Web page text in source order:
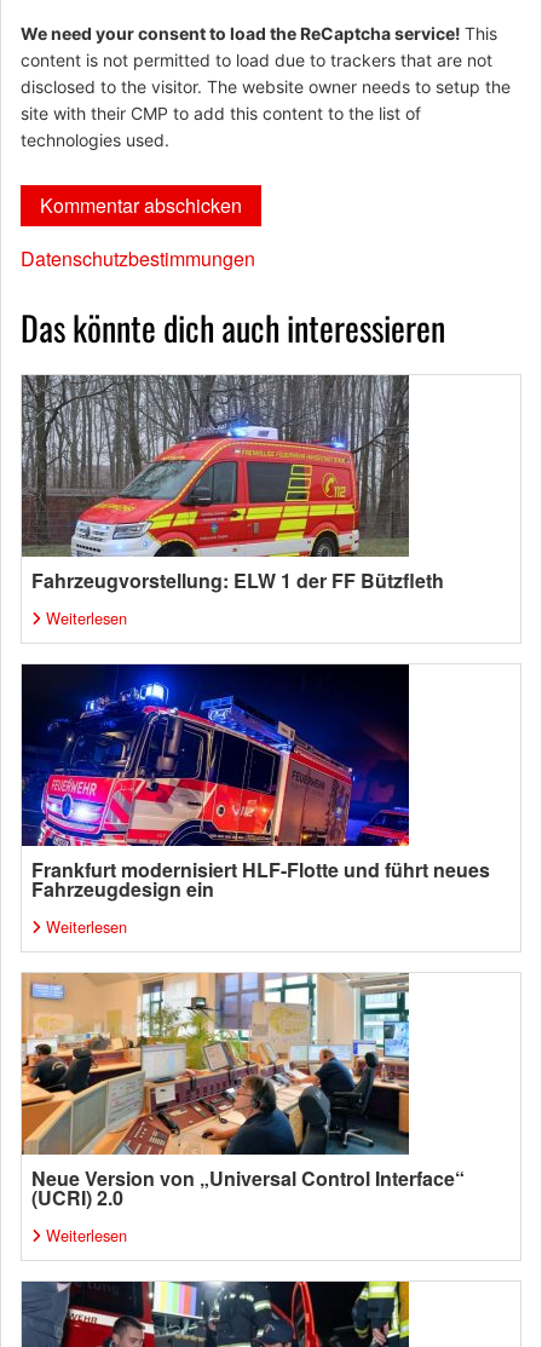
We need your consent to load the ReCaptcha service! This
content is not permitted to load due to trackers that are not
disclosed to the visitor. The website owner needs to setup the
site with their CMP to add this content to the list of
technologies used.
Datenschutzbestimmungen
Das könnte dich auch interessieren
Fahrzeugvorstellung: ELW 1 der FF Bützfleth
Weiterlesen
Frankfurt modernisiert HLF-Flotte und führt neues
Fahrzeugdesign ein
Weiterlesen
Neue Version von „Universal Control Interface“
(UCRI) 2.0
Weiterlesen